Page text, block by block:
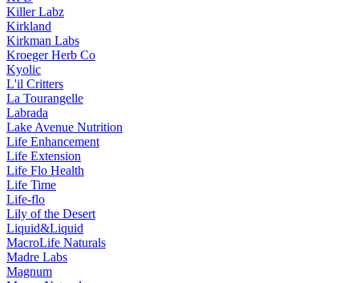
Killer Labz
Kirkland
Kirkman Labs
Kroeger Herb Co
Kyolic
L'il Critters
La Tourangelle
Labrada
Lake Avenue Nutrition
Life Enhancement
Life Extension
Life Flo Health
Life Time
Life-flo
Lily of the Desert
Liquid&Liquid
MacroLife Naturals
Madre Labs
Magnum